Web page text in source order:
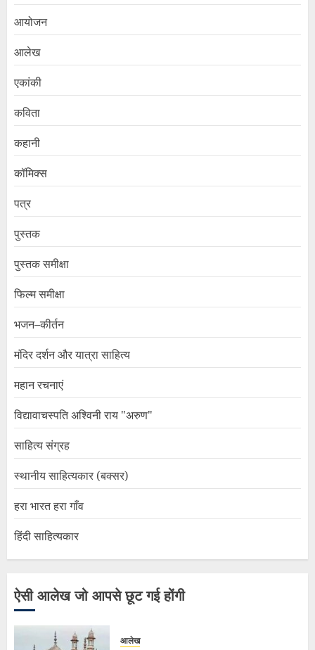
आयोजन
आलेख
एकांकी
कविता
कहानी
कॉमिक्स
पत्र
पुस्तक
पुस्तक समीक्षा
फिल्म समीक्षा
भजन–कीर्तन
मंदिर दर्शन और यात्रा साहित्य
महान रचनाएं
विद्यावाचस्पति अश्विनी राय "अरुण"
साहित्य संग्रह
स्थानीय साहित्यकार (बक्सर)
हरा भारत हरा गाँव
हिंदी साहित्यकार
ऐसी आलेख जो आपसे छूट गई होंगी
आलेख